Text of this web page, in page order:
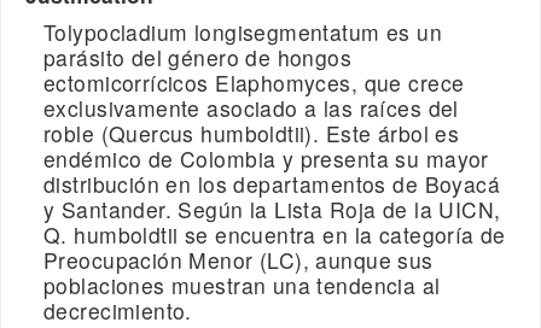
Tolypocladium longisegmentatum es un
parásito del género de hongos
ectomicorrícicos Elaphomyces, que crece
exclusivamente asociado a las raíces del
roble (Quercus humboldtii). Este árbol es
endémico de Colombia y presenta su mayor
distribución en los departamentos de Boyacá
y Santander. Según la Lista Roja de la UICN,
Q. humboldtii se encuentra en la categoría de
Preocupación Menor (LC), aunque sus
poblaciones muestran una tendencia al
decrecimiento.